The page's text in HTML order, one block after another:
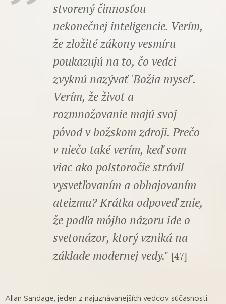
stvorený činnosťou
nekonečnej inteligencie. Verím,
že zložité zákony vesmíru
poukazujú na to, čo vedci
zvyknú nazývať 'Božia myseľ'.
Verím, že život a
rozmnožovanie majú svoj
pôvod v božskom zdroji. Prečo
v niečo také verím, keď som
viac ako polstoročie strávil
vysvetľovaním a obhajovaním
ateizmu? Krátka odpoveď znie,
že podľa môjho názoru ide o
svetonázor, ktorý vzniká na
základe modernej vedy." [47]
Allan Sandage, jeden z najuznávanejších vedcov súčasnosti: